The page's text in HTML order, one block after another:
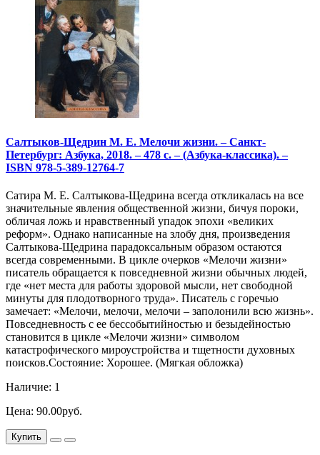
Салтыков-Щедрин М. Е. Мелочи жизни. – Санкт-
Петербург: Азбука, 2018. – 478 с. – (Азбука-классика). –
ISBN 978-5-389-12764-7
Сатира М. Е. Салтыкова-Щедрина всегда откликалась на все
значительные явления общественной жизни, бичуя пороки,
обличая ложь и нравственный упадок эпохи «великих
реформ». Однако написанные на злобу дня, произведения
Салтыкова-Щедрина парадоксальным образом остаются
всегда современными. В цикле очерков «Мелочи жизни»
писатель обращается к повседневной жизни обычных людей,
где «нет места для работы здоровой мысли, нет свободной
минуты для плодотворного труда». Писатель с горечью
замечает: «Мелочи, мелочи, мелочи – заполонили всю жизнь».
Повседневность с ее бессобытийностью и безыдейностью
становится в цикле «Мелочи жизни» символом
катастрофического мироустройства и тщетности духовных
поисков.Состояние: Хорошее. (Мягкая обложка)
Наличие: 1
Цена: 90.00руб.
Купить